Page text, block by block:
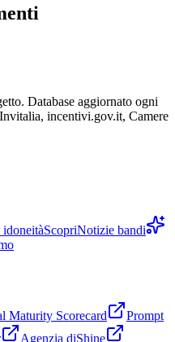
Database aggiornato ogni
incentivi.gov.it, Camere
ScopriNotizie bandi
Maturity Scorecard
Prompt
Agenzia diShine